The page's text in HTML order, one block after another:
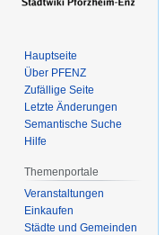
Hauptseite
Über PFENZ
Zufällige Seite
Letzte Änderungen
Semantische Suche
Hilfe
Themenportale
Veranstaltungen
Einkaufen
Städte und Gemeinden